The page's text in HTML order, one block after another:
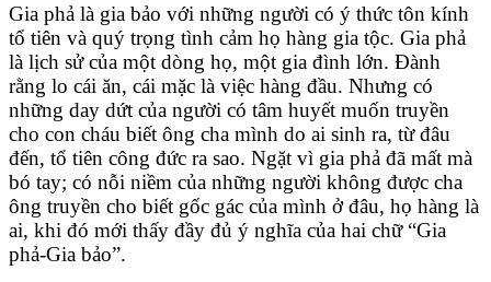
Gia phả là gia bảo với những người có ý thức tôn kính
tổ tiên và quý trọng tình cảm họ hàng gia tộc. Gia phả
là lịch sử của một dòng họ, một gia đình lớn. Đành
rằng lo cái ăn, cái mặc là việc hàng đầu. Nhưng có
những day dứt của người có tâm huyết muốn truyền
cho con cháu biết ông cha mình do ai sinh ra, từ đâu
đến, tổ tiên công đức ra sao. Ngặt vì gia phả đã mất mà
bó tay; có nỗi niềm của những người không được cha
ông truyền cho biết gốc gác của mình ở đâu, họ hàng là
ai, khi đó mới thấy đầy đủ ý nghĩa của hai chữ “Gia
phả-Gia bảo”.